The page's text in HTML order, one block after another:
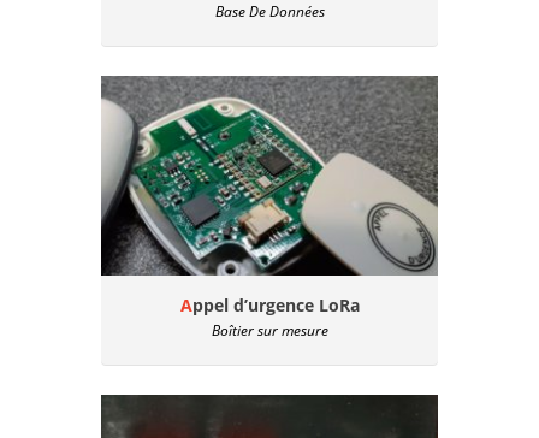
Base De Données
Appel d’urgence LoRa
Boîtier sur mesure